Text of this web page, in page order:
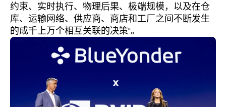
约束、实时执行、物理后果、极端规模，以及在仓
库、运输网络、供应商、商店和工厂之间不断发生
的成千上万个相互关联的决策"。